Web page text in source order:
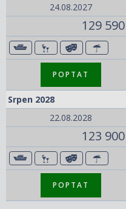
24.08.2027
129
POPTAT
Srpen 2028
22.08.2028
123
POPTAT